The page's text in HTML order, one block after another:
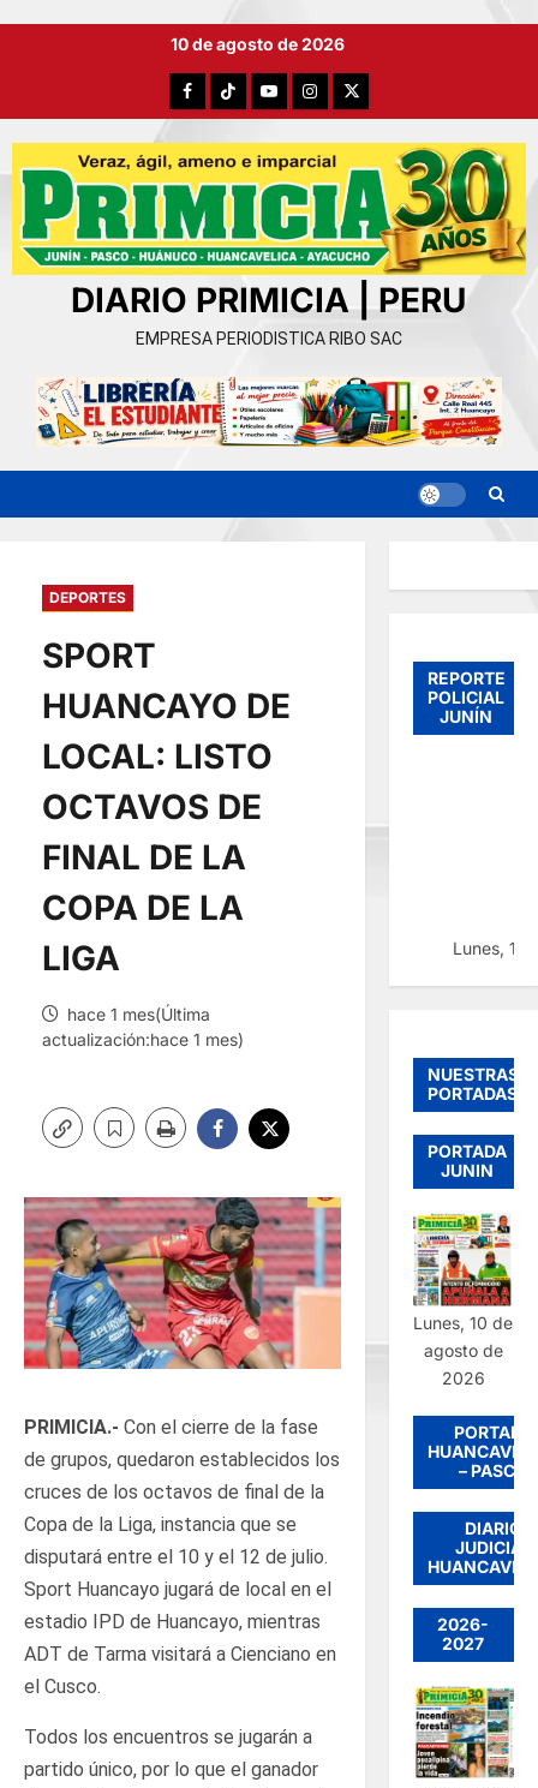
10 de agosto de 2026
FacebookTikTokYouTubeInstagram
X
DIARIO PRIMICIA | PERU
EMPRESA PERIODISTICA RIBO SAC
DEPORTES
SPORT
HUANCAYO DE
LOCAL: LISTO
OCTAVOS DE
FINAL DE LA
COPA DE LA
LIGA
hace 1 mes(Última
actualización:hace 1 mes)
PRIMICIA.- Con el cierre de la fase
de grupos, quedaron establecidos los
cruces de los octavos de final de la
Copa de la Liga, instancia que se
disputará entre el 10 y el 12 de julio.
Sport Huancayo jugará de local en el
estadio IPD de Huancayo, mientras
ADT de Tarma visitará a Cienciano en
el Cusco.
Todos los encuentros se jugarán a
partido único, por lo que el ganador
REPORTE
POLICIAL
JUNÍN
Lunes, 10
NUESTRAS
PORTADAS
PORTADA
JUNIN
Lunes, 10 de
agosto de
2026
PORTADA
– PASCO
DIARIO
JUDICIAL
2026-
2027